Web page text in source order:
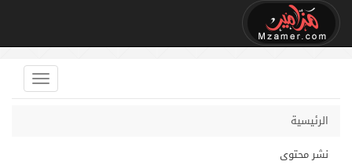
الرئيسية
نشر محتوى